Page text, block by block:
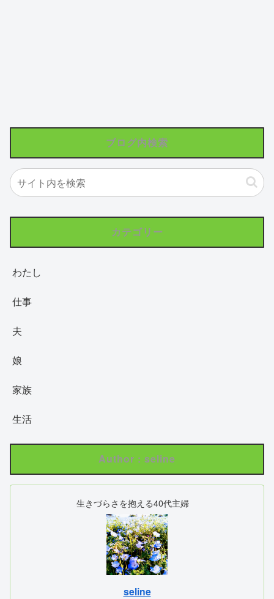
ブログ内検索
カテゴリー
わたし
仕事
夫
娘
家族
生活
Author : seline
生きづらさを抱える40代主婦
seline